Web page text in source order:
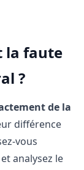
la faute
?
de la
différence
vous
analysez le